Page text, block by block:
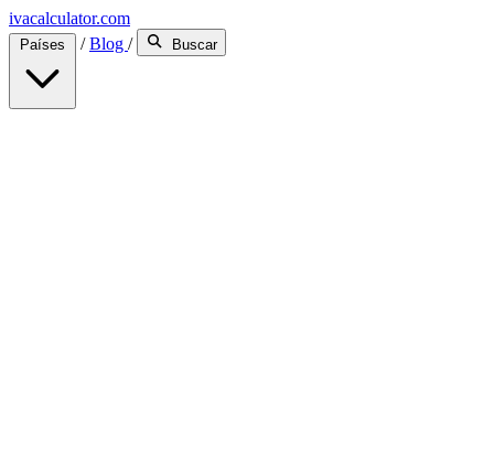
ivacalculator.com
/ Blog / Buscar